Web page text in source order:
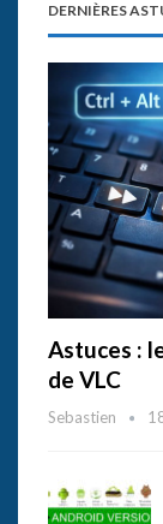
DERNIÈRES
Astuces :
de VLC
Sebastien